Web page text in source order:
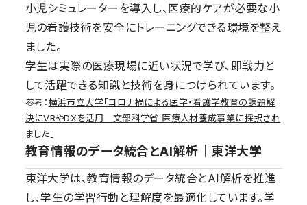
小児シミュレーターを導入し、医療的ケアが必要な小
児の看護技術を安全にトレーニングできる環境を整え
ました。
学生は実際の医療現場に近い状況で学び、即戦力と
して活躍できる知識と技術を身につけられています。
参考：横浜市立大学「コロナ禍による医学・看護学教育の課題解
決にVRやDXを活用 文部科学省 医療人材養成事業に採択され
ました」
教育情報のデータ統合とAI解析｜東洋大学
東洋大学は、教育情報のデータ統合とAI解析を推進
し、学生の学習行動と理解度を最適化しています。学